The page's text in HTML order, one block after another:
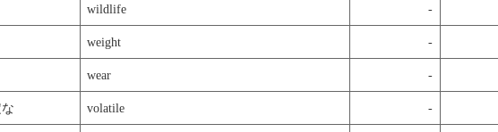
wildlife -
weight -
wear -
volatile -